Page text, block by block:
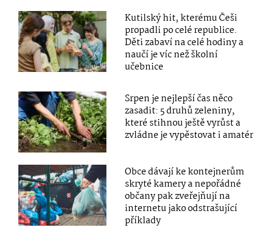
Kutilský hit, kterému Češi
propadli po celé republice.
Děti zabaví na celé hodiny a
naučí je víc než školní
učebnice
Srpen je nejlepší čas něco
zasadit: 5 druhů zeleniny,
které stihnou ještě vyrůst a
zvládne je vypěstovat i amatér
Obce dávají ke kontejnerům
skryté kamery a nepořádné
občany pak zveřejňují na
internetu jako odstrašující
příklady